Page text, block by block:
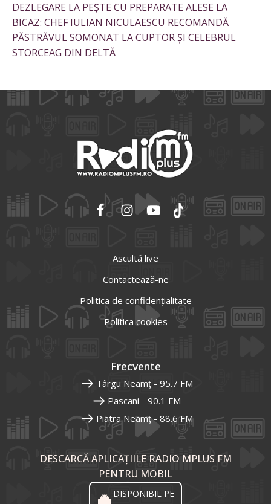
DEZLEGARE LA PEȘTE CU PREPARATE ALESE LA
BICAZ: CHEF IULIAN NICULAESCU RECOMANDĂ
PĂSTRĂVUL SOMONAT LA CUPTOR ȘI CELEBRUL
STORCEAG DIN DELTĂ
Ascultă live
Contactează-ne
Politica de confidențialitate
Politica cookies
Frecvente
Târgu Neamț - 95.7 FM
Pascani - 90.1 FM
Piatra Neamț - 88.6 FM
DESCARCĂ APLICAȚIILE RADIO MPLUS FM
PENTRU MOBIL
DISPONIBIL PE